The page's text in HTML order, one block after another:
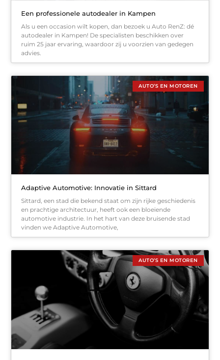
Een professionele autodealer in Kampen
Als u een occasion wilt kopen, dan bezoek u Auto RenZ: dé
autodealer in Kampen! De specialisten beschikken over
ruim 25 jaar ervaring, waardoor zij u voorzien van gedegen
advies.
AUTO’S EN MOTOREN
Adaptive Automotive: Innovatie in Sittard
Sittard, een stad die bekend staat om zijn rijke geschiedenis
en prachtige architectuur, heeft ook een bloeiende
automotive industrie. In het hart van deze bruisende stad
vinden we Adaptive Automotive,
AUTO’S EN MOTOREN